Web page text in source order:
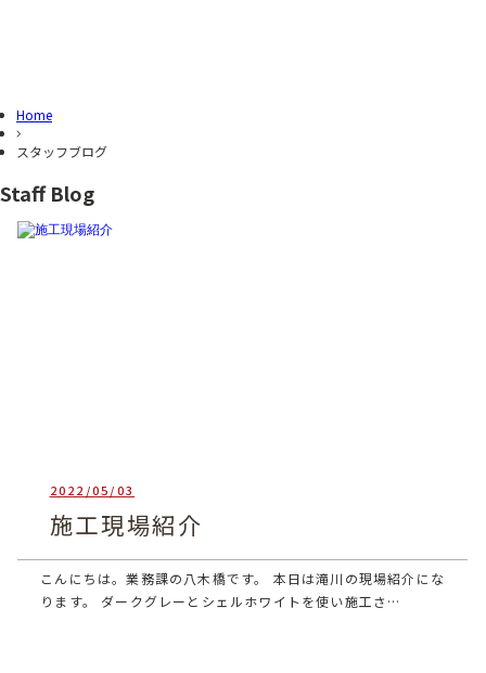
Home
スタッフブログ
Staff Blog
2022/05/03
施工現場紹介
こんにちは。業務課の八木橋です。 本日は滝川の現場紹介にな
ります。 ダークグレーとシェルホワイトを使い施工さ…